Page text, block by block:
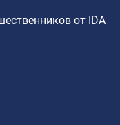
от IDA